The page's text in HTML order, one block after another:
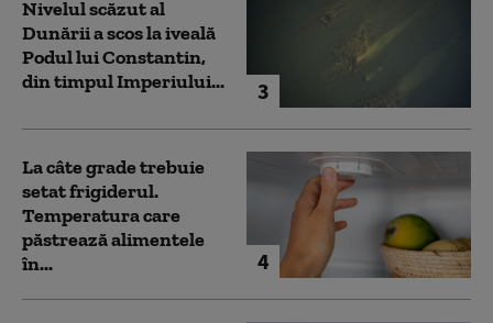
3
Nivelul scăzut al
Dunării a scos la iveală
Podul lui Constantin,
din timpul Imperiului...
4
La câte grade trebuie
setat frigiderul.
Temperatura care
păstrează alimentele
în...